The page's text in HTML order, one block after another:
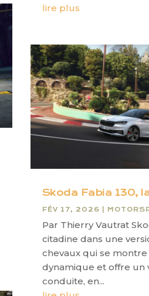
lire plus
Skoda Fabia 130,
FÉV 17, 2026
Par Thierry Vautrat
citadine dans une
chevaux qui se
dynamique et offre un
conduite, en...